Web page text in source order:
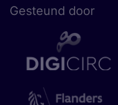
Gesteund door